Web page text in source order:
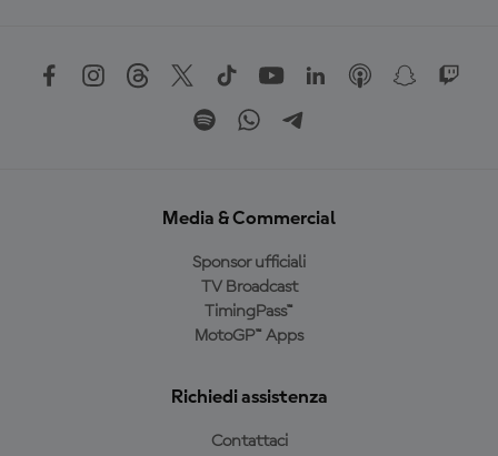
Media & Commercial
Sponsor ufficiali
TV Broadcast
TimingPass™
MotoGP™ Apps
Richiedi assistenza
Contattaci